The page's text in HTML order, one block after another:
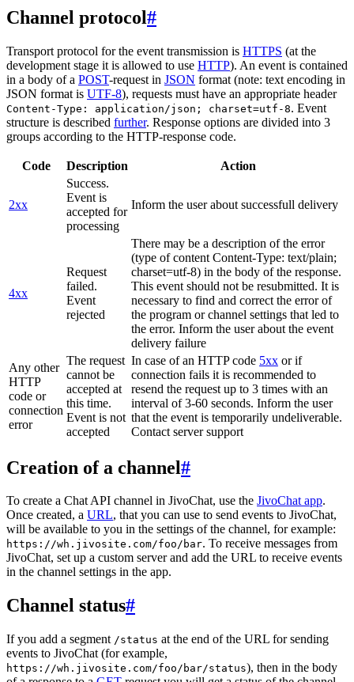
Channel protocol#
Transport protocol for the event transmission is HTTPS (at the
development stage it is allowed to use HTTP). An event is contained
in a body of a POST-request in JSON format (note: text encoding in
JSON format is UTF-8), requests must have an appropriate header
Content-Type: application/json; charset=utf-8. Event
structure is described further. Response options are divided into 3
groups according to the HTTP-response code.
Code Description Action
2xx
Success.
Event is
accepted for
processing
Inform the user about successfull delivery
4xx
Request
failed.
Event
rejected
There may be a description of the error
(type of content Content-Type: text/plain;
charset=utf-8) in the body of the response.
This event should not be resubmitted. It is
necessary to find and correct the error of
the program or channel settings that led to
the error. Inform the user about the event
delivery failure
Any other
HTTP
code or
connection
error
The request
cannot be
accepted at
this time.
Event is not
accepted
In case of an HTTP code 5xx or if
connection fails it is recommended to
resend the request up to 3 times with an
interval of 3-60 seconds. Inform the user
that the event is temporarily undeliverable.
Contact server support
Creation of a channel#
To create a Chat API channel in JivoChat, use the JivoChat app.
Once created, a URL, that you can use to send events to JivoChat,
will be available to you in the settings of the channel, for example:
https://wh.jivosite.com/foo/bar. To receive messages from
JivoChat, set up a custom server and add the URL to receive events
in the channel settings in the app.
Channel status#
If you add a segment /status at the end of the URL for sending
events to JivoChat (for example,
https://wh.jivosite.com/foo/bar/status), then in the body